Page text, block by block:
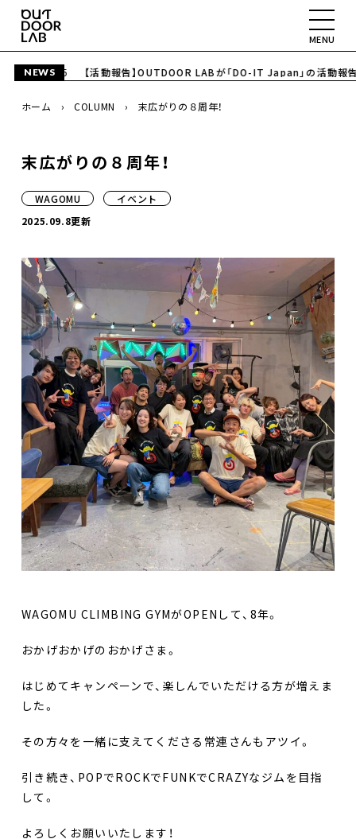
MENU
SPACE
COLUMN
YouTube
Instagram
facebook
NEWS
2026.06.5 【活動報告】OUTDOOR LABが「DO-IT Japan」の活動報
ホーム COLUMN 末広がりの８周年！
末広がりの８周年！
WAGOMU
イベント
2025.09.8更新
WAGOMU CLIMBING GYMがOPENして、8年。
おかげおかげのおかげさま。
はじめてキャンペーンで、楽しんでいただける方が増えま
した。
その方々を一緒に支えてくださる常連さんもアツイ。
引き続き、POPでROCKでFUNKでCRAZYなジムを目指
して。
よろしくお願いいたします！